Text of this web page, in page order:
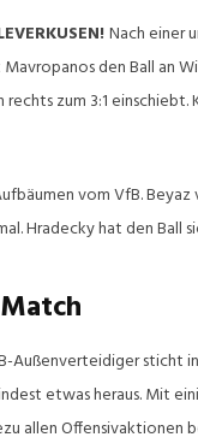
Nach einer
den Ball an
zum 3:1 einschiebt.
vom VfB. Beyaz
Hradecky hat den Ball
Außenverteidiger sticht
etwas heraus. Mit
allen